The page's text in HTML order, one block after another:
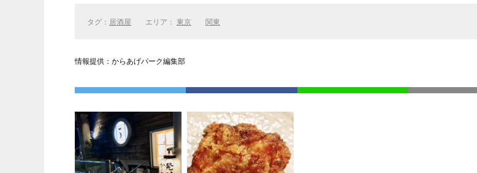
タグ： 居酒屋 エリア： 東京 関東
情報提供：からあげパーク編集部